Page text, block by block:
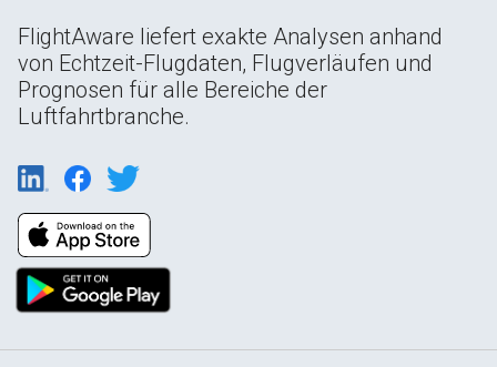
FlightAware liefert exakte Analysen anhand
von Echtzeit-Flugdaten, Flugverläufen und
Prognosen für alle Bereiche der
Luftfahrtbranche.